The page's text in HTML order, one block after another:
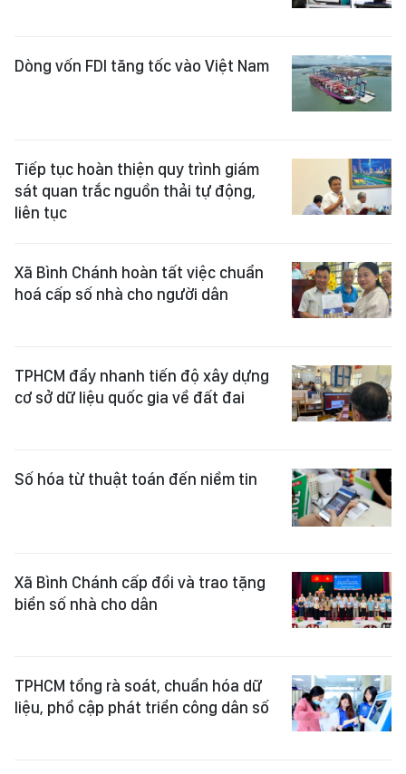
Dòng vốn FDI tăng tốc vào Việt Nam
Tiếp tục hoàn thiện quy trình giám
sát quan trắc nguồn thải tự động,
liên tục
Xã Bình Chánh hoàn tất việc chuẩn
hoá cấp số nhà cho người dân
TPHCM đẩy nhanh tiến độ xây dựng
cơ sở dữ liệu quốc gia về đất đai
Số hóa từ thuật toán đến niềm tin
Xã Bình Chánh cấp đổi và trao tặng
biển số nhà cho dân
TPHCM tổng rà soát, chuẩn hóa dữ
liệu, phổ cập phát triển công dân số